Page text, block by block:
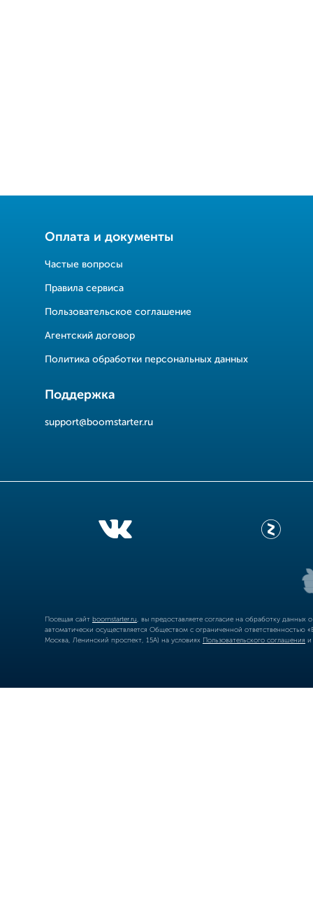
Оплата и документы
Частые вопросы
Правила сервиса
Пользовательское соглашение
Агентский договор
Политика обработки персональных данных
Поддержка
support@boomstarter.ru
Посещая сайт boomstarter.ru , вы предоставляете согласие на обработку
автоматически осуществляется Обществом с ограниченной
Москва, Ленинский проспект, 15А) на условиях Пользовательского соглашения и